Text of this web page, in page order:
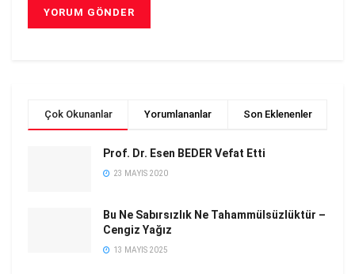
Çok Okunanlar Yorumlananlar Son Eklenenler
Prof. Dr. Esen BEDER Vefat Etti
23 MAYIS 2020
Bu Ne Sabırsızlık Ne Tahammülsüzlüktür –
Cengiz Yağız
13 MAYIS 2025